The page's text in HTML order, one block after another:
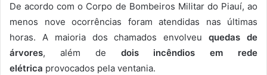
De acordo com o Corpo de Bombeiros Militar do Piauí, ao
menos nove ocorrências foram atendidas nas últimas
horas. A maioria dos chamados envolveuquedas de
árvores, além de dois incêndios em rede
elétrica provocados pela ventania.